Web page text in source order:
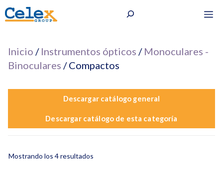
Saltar
al
Buscar
Inicio / Instrumentos ópticos / Monoculares -
Binoculares / Compactos
Descargar catálogo general
Descargar catálogo de esta categoría
Mostrando los 4 resultados